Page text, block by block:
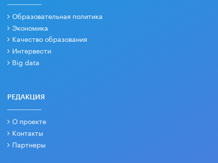
Образовательная политика
Экономика
Качество образования
Интервести
Big data
РЕДАКЦИЯ
О проекте
Контакты
Партнеры